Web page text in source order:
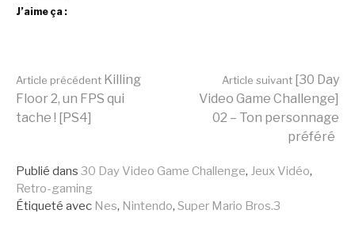
J’aime ça :
Lire
suite
Article précédent Killing
Floor 2, un FPS qui
tache ! [PS4]
Article suivant [30 Day
Video Game Challenge]
02 – Ton personnage
préféré
Publié dans 30 Day Video Game Challenge, Jeux Vidéo,
Retro-gaming
Étiqueté avec Nes, Nintendo, Super Mario Bros.3